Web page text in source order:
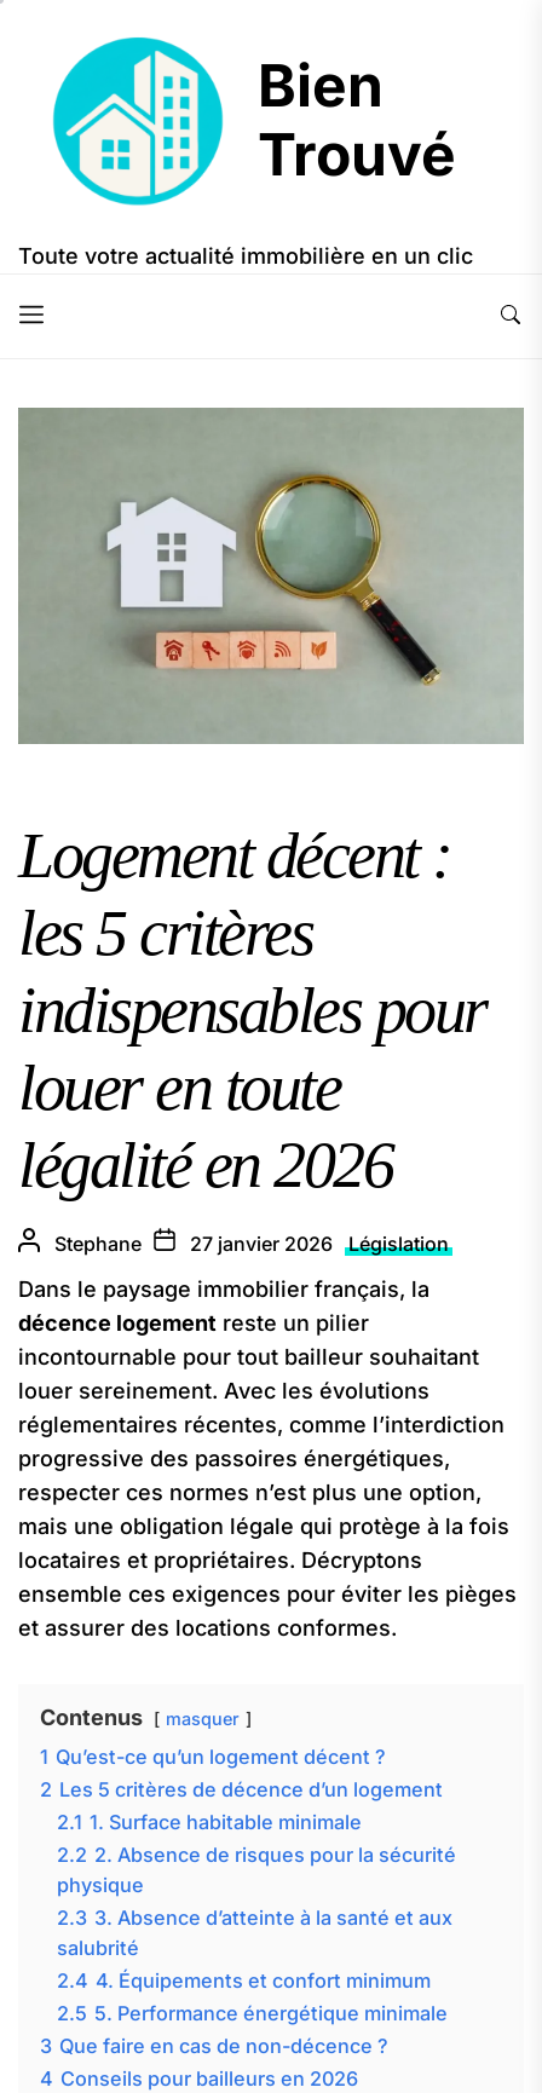
content
Bien
Trouvé
Bien
Trouvé
Toute votre actualité immobilière en un clic
Logement décent :
les 5 critères
indispensables pour
louer en toute
légalité en 2026
Stephane 27 janvier 2026 Législation
Dans le paysage immobilier français, la
décence logement reste un pilier
incontournable pour tout bailleur souhaitant
louer sereinement. Avec les évolutions
réglementaires récentes, comme l’interdiction
progressive des passoires énergétiques,
respecter ces normes n’est plus une option,
mais une obligation légale qui protège à la fois
locataires et propriétaires. Décryptons
ensemble ces exigences pour éviter les pièges
et assurer des locations conformes.
Contenus masquer
1 Qu’est-ce qu’un logement décent ?
2 Les 5 critères de décence d’un logement
2.1 1. Surface habitable minimale
2.2 2. Absence de risques pour la sécurité
physique
2.3 3. Absence d’atteinte à la santé et aux
salubrité
2.4 4. Équipements et confort minimum
2.5 5. Performance énergétique minimale
3 Que faire en cas de non-décence ?
4 Conseils pour bailleurs en 2026